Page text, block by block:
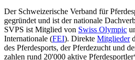
Der Schweizerische Verband für
gegründet und ist der nationale
SVPS ist Mitglied von Swiss Olympic
Internationale (FEI). Direkte Mitglieder
des Pferdesports, der Pferdezucht und
zahlen rund 20'000 aktive